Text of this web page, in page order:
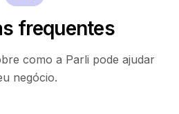
frequentes
como a Parli pode ajudar
negócio.